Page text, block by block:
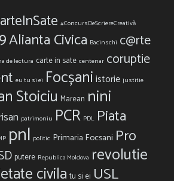
#ConcursDeScriereCreativă
Alianta Civica Bacinschi c@rte
de lectura carte in sate centenar coruptie
eu tu si ei Focșaniistorie justitie
Stoiciu Marean nini
patrimoniu PCR PDL Piata
pnl politic Primaria Focsani Pro
putere Republica Moldova revolutie
civila tu si ei USL